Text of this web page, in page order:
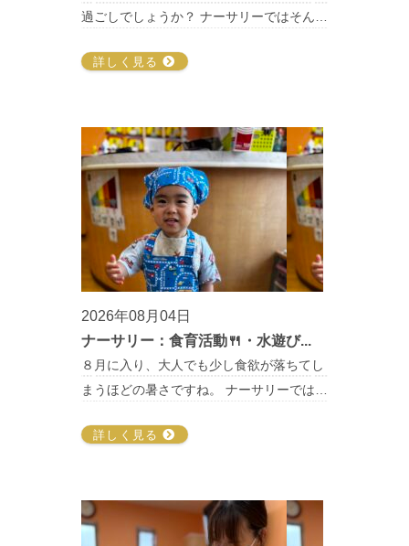
過ごしでしょうか？ ナーサリーではそん…
詳しく見る
2026年08月04日
ナーサリー：食育活動🍴・水遊び...
８月に入り、大人でも少し食欲が落ちてし
まうほどの暑さですね。 ナーサリーでは…
詳しく見る